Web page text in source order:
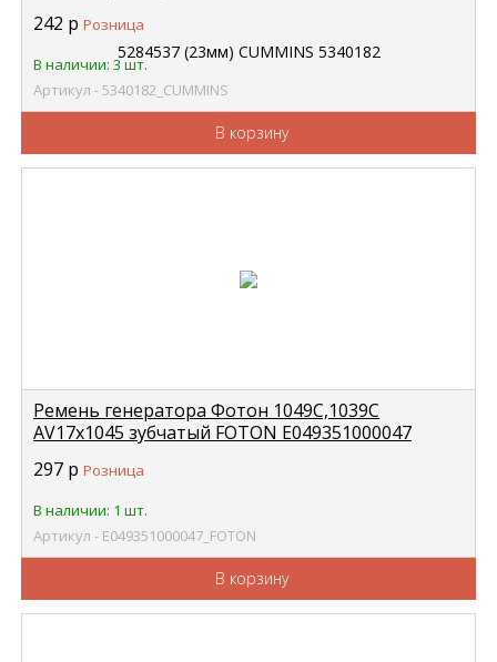
242 р Розница
В наличии: 3 шт.
Артикул - 5340182_CUMMINS
В корзину
Ремень генератора Фотон 1049С,1039С
AV17x1045 зубчатый FOTON Е049351000047
297 р Розница
В наличии: 1 шт.
Артикул - Е049351000047_FOTON
В корзину